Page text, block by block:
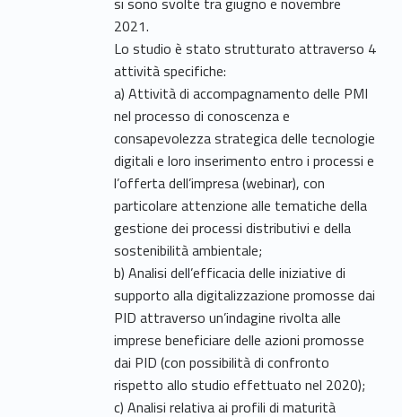
2021.
Lo studio è stato strutturato attraverso 4
attività specifiche:
a) Attività di accompagnamento delle PMI
nel processo di conoscenza e
consapevolezza strategica delle tecnologie
digitali e loro inserimento entro i processi e
l’offerta dell’impresa (webinar), con
particolare attenzione alle tematiche della
gestione dei processi distributivi e della
sostenibilità ambientale;
b) Analisi dell’efficacia delle iniziative di
supporto alla digitalizzazione promosse dai
PID attraverso un’indagine rivolta alle
imprese beneficiare delle azioni promosse
dai PID (con possibilità di confronto
rispetto allo studio effettuato nel 2020);
c) Analisi relativa ai profili di maturità